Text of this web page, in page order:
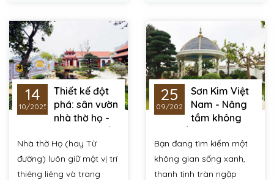
14
10/2025
Thiết kế đột
phá: sân vườn
nhà thờ họ -
nơi giao thoa tinh tế
giữa đạo hiếu Việt và
nghệ thuật vườn
NHẬT
Nhà thờ Họ (hay Từ
đường) luôn giữ một vị trí
thiêng liêng và trang
25
09/2025
Sơn Kim Việt
Nam - Nâng
tầm không
gian sống với nghệ
thuật sân vườn Nhật
Bản
Bạn đang tìm kiếm một
không gian sống xanh,
thanh tịnh tràn ngập